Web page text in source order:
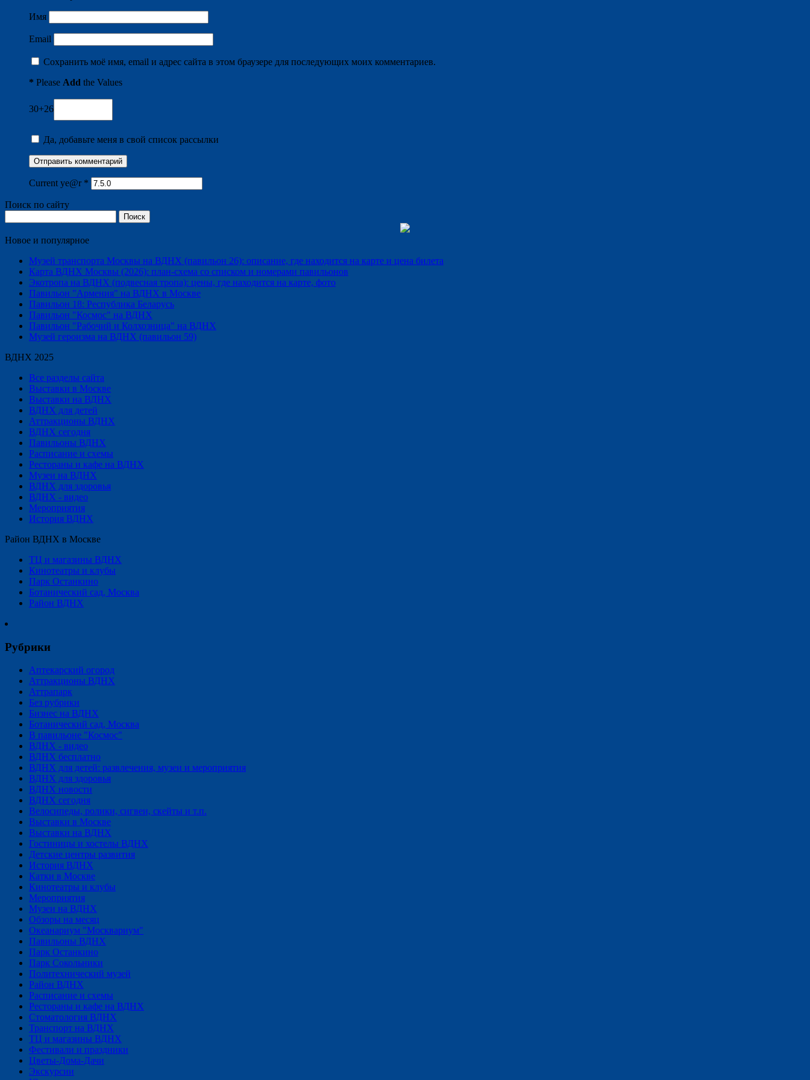
Имя
Email
Сохранить моё имя, email и адрес сайта в этом браузере для последующих моих комментариев.
* Please Add the Values
30+26
Да, добавьте меня в свой список рассылки
Current ye@r *
Поиск по сайту
Новое и популярное
Музей транспорта Москвы на ВДНХ (павильон 26): описание, где находится на карте и цена билета
Карта ВДНХ Москвы (2026): план-схема со списком и номерами павильонов
Экотропа на ВДНХ (подвесная тропа): цены, где находится на карте, фото
Павильон "Армения" на ВДНХ в Москве
Павильон 18: Республика Беларусь
Павильон "Космос" на ВДНХ
Павильон "Рабочий и Колхозница" на ВДНХ
Музей героизма на ВДНХ (павильон 59)
ВДНХ 2025
Все разделы сайта
Выставки в Москве
Выставки на ВДНХ
ВДНХ для детей
Аттракционы ВДНХ
ВДНХ сегодня
Павильоны ВДНХ
Расписание и схемы
Рестораны и кафе на ВДНХ
Музеи на ВДНХ
ВДНХ для здоровья
ВДНХ - видео
Мероприятия
История ВДНХ
Район ВДНХ в Москве
ТЦ и магазины ВДНХ
Кинотеатры и клубы
Парк Останкино
Ботанический сад, Москва
Район ВДНХ
Рубрики
Аптекарский огород
Аттракционы ВДНХ
Аттрапарк
Без рубрики
Бизнес на ВДНХ
Ботанический сад, Москва
В павильоне "Космос"
ВДНХ - видео
ВДНХ бесплатно
ВДНХ для детей: развлечения, музеи и мероприятия
ВДНХ для здоровья
ВДНХ новости
ВДНХ сегодня
Велосипеды, ролики, сигвеи, скейты и т.п.
Выставки в Москве
Выставки на ВДНХ
Гостиницы и хостелы ВДНХ
Детские центры развития
История ВДНХ
Катки в Москве
Кинотеатры и клубы
Мероприятия
Музеи на ВДНХ
Обзоры на месяц
Океанариум "Москвариум"
Павильоны ВДНХ
Парк Останкино
Парк Сокольники
Политехнический музей
Район ВДНХ
Расписание и схемы
Рестораны и кафе на ВДНХ
Стоматология ВДНХ
Транспорт на ВДНХ
ТЦ и магазины ВДНХ
Фестивали и праздники
Цветы-Дома-Дачи
Экскурсии